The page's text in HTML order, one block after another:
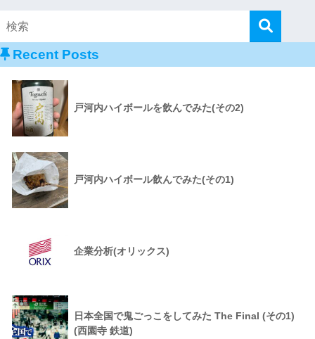
Recent Posts
戸河内ハイボールを飲んでみた(その2)
戸河内ハイボール飲んでみた(その1)
企業分析(オリックス)
日本全国で鬼ごっこをしてみた The Final (その1)
(西園寺 鉄道)